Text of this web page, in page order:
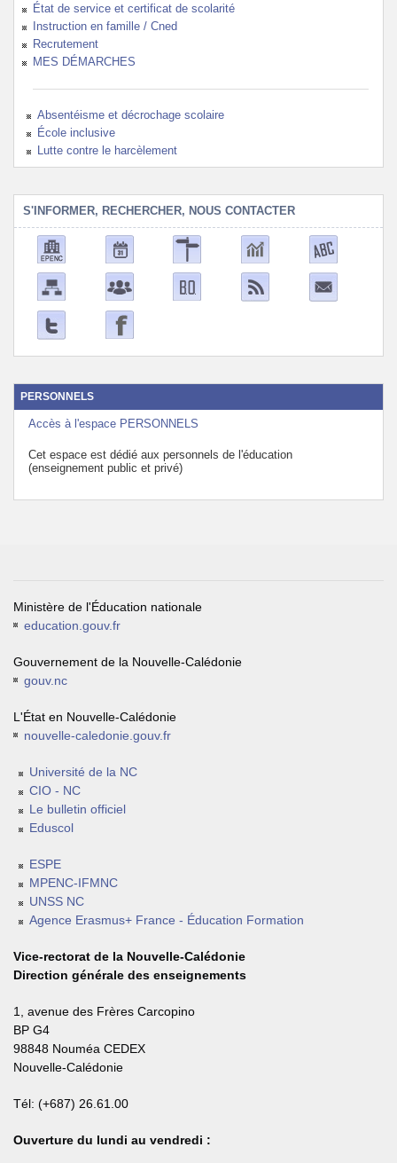
État de service et certificat de scolarité
Instruction en famille / Cned
Recrutement
MES DÉMARCHES
Absentéisme et décrochage scolaire
École inclusive
Lutte contre le harcèlement
S'INFORMER, RECHERCHER, NOUS CONTACTER
PERSONNELS
Accès à l'espace PERSONNELS
Cet espace est dédié aux personnels de l'éducation
(enseignement public et privé)
Ministère de l'Éducation nationale
education.gouv.fr
Gouvernement de la Nouvelle-Calédonie
gouv.nc
L'État en Nouvelle-Calédonie
nouvelle-caledonie.gouv.fr
Université de la NC
CIO - NC
Le bulletin officiel
Eduscol
ESPE
MPENC-IFMNC
UNSS NC
Agence Erasmus+ France - Éducation Formation
Vice-rectorat de la Nouvelle-Calédonie
Direction générale des enseignements
1, avenue des Frères Carcopino
BP G4
98848 Nouméa CEDEX
Nouvelle-Calédonie
Tél: (+687) 26.61.00
Ouverture du lundi au vendredi :